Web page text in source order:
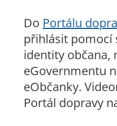
Do Portálu
přihlásit pomocí
identity občana,
eGovernmentu
eObčanky.
Portál dopravy